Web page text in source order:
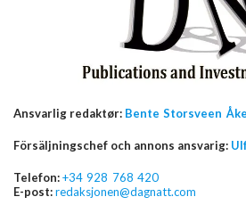
Ansvarlig redaktør: Bente Storsveen
Försäljningschef och annons ansvarig:
Telefon:+34 928 768 420
E-post:redaksjonen@dagnatt.com